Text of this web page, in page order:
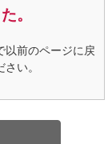
。
以前のページに戻
い。